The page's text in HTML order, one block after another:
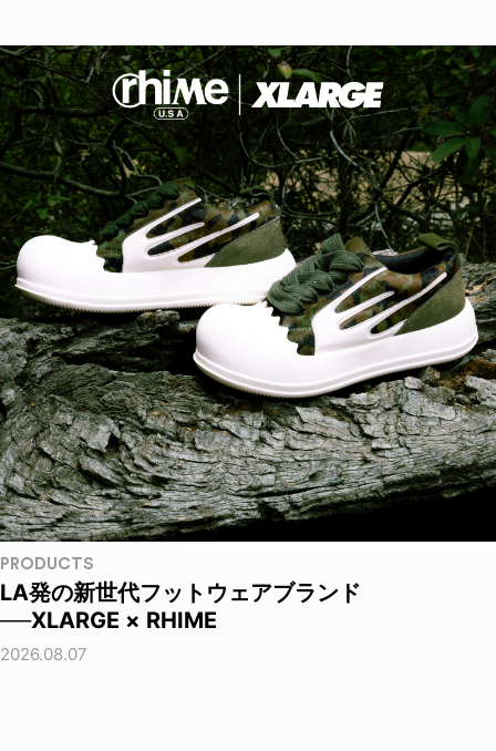
PRODUCTS
LA発の新世代フットウェアブランド
──XLARGE × RHIME
2026.08.07